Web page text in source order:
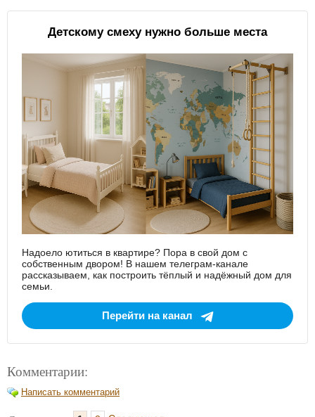
Детскому смеху нужно больше места
Надоело ютиться в квартире? Пора в свой дом с
собственным двором! В нашем телеграм-канале
рассказываем, как построить тёплый и надёжный дом для
семьи.
Перейти на канал
Комментарии:
Написать комментарий